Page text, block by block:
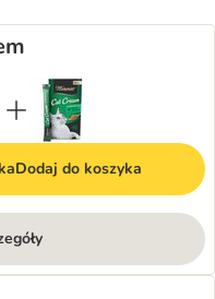
Dodaj do koszyka